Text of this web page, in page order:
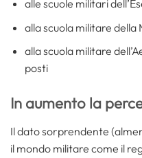
alle scuole militari
alla scuola militare della
alla scuola militare
posti
In aumento la
Il dato sorprendente
il mondo militare come il